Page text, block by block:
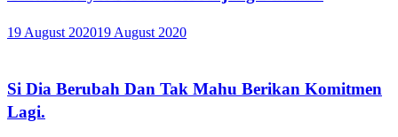
19 August 202019 August 2020
Si Dia Berubah Dan Tak Mahu Berikan Komitmen
Lagi.